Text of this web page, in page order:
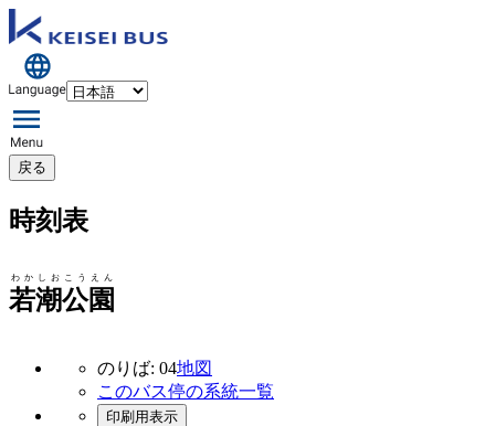
戻る
時刻表
若潮公園
わかしおこうえん
のりば: 04地図
このバス停の系統一覧
印刷用表示